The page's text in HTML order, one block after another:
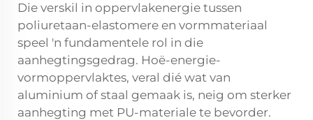
Die verskil in oppervlakenergie tussen
poliuretaan-elastomere en vormmateriaal
speel 'n fundamentele rol in die
aanhegtingsgedrag. Hoë-energie-
vormoppervlaktes, veral dié wat van
aluminium of staal gemaak is, neig om sterker
aanhegting met PU-materiale te bevorder.